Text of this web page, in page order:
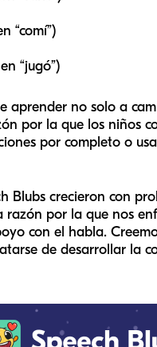
“comí”)
“jugó”)
aprender no solo a
por la que los niños
por completo o
Blubs crecieron con
razón por la que nos
con el habla.
de desarrollar la